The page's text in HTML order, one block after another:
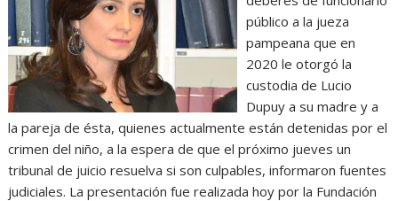
público a la jueza
pampeana que en
2020 le otorgó la
custodia de Lucio
Dupuy a su madre y a
la pareja de ésta, quienes actualmente están detenidas por el
crimen del niño, a la espera de que el próximo jueves un
tribunal de juicio resuelva si son culpables, informaron fuentes
judiciales. La presentación fue realizada hoy por la Fundación